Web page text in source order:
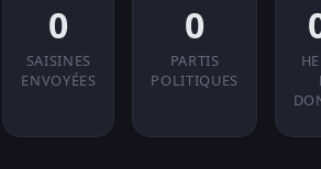
0
SAISINES
ENVOYÉES
0
PARTIS
POLITIQUES